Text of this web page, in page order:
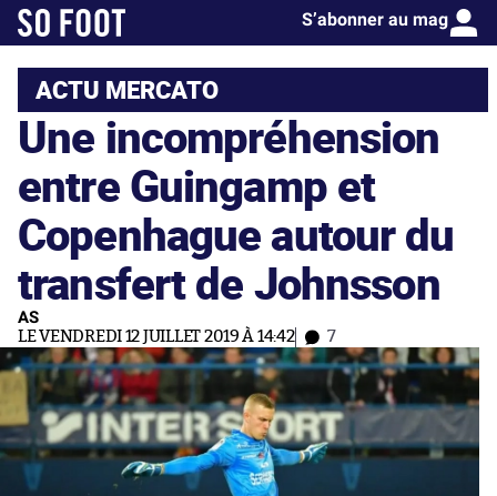
S’abonner au mag
ACTU MERCATO
Une incompréhension
entre Guingamp et
Copenhague autour du
transfert de Johnsson
AS
LE VENDREDI 12 JUILLET 2019 À 14:42 7